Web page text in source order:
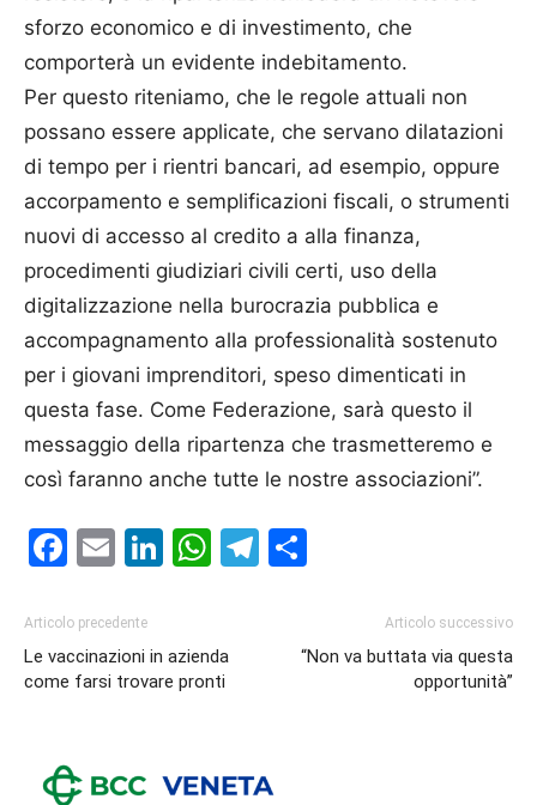
sforzo economico e di investimento, che
comporterà un evidente indebitamento.
Per questo riteniamo, che le regole attuali non
possano essere applicate, che servano dilatazioni
di tempo per i rientri bancari, ad esempio, oppure
accorpamento e semplificazioni fiscali, o strumenti
nuovi di accesso al credito a alla finanza,
procedimenti giudiziari civili certi, uso della
digitalizzazione nella burocrazia pubblica e
accompagnamento alla professionalità sostenuto
per i giovani imprenditori, speso dimenticati in
questa fase. Come Federazione, sarà questo il
messaggio della ripartenza che trasmetteremo e
così faranno anche tutte le nostre associazioni”.
Facebook
EmailLinkedIn
WhatsApp
Telegram
Articolo precedente
Le vaccinazioni in azienda
come farsi trovare pronti
Articolo successivo
“Non va buttata via questa
opportunità”